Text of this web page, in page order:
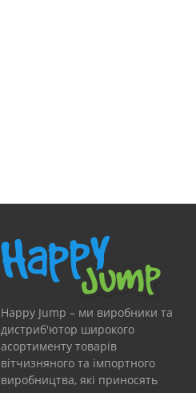
Happy Jump – ми виробники та
дистриб'ютор широкого
асортименту товарів
вітчизняного та імпортного
виробництва, які приносять